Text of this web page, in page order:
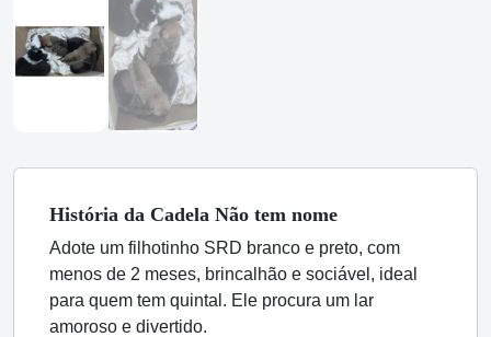
História da Cadela Não tem nome
Adote um filhotinho SRD branco e preto, com
menos de 2 meses, brincalhão e sociável, ideal
para quem tem quintal. Ele procura um lar
amoroso e divertido.